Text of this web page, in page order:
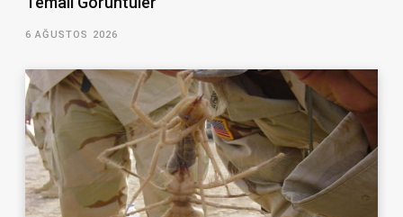
6 AĞUSTOS 2026